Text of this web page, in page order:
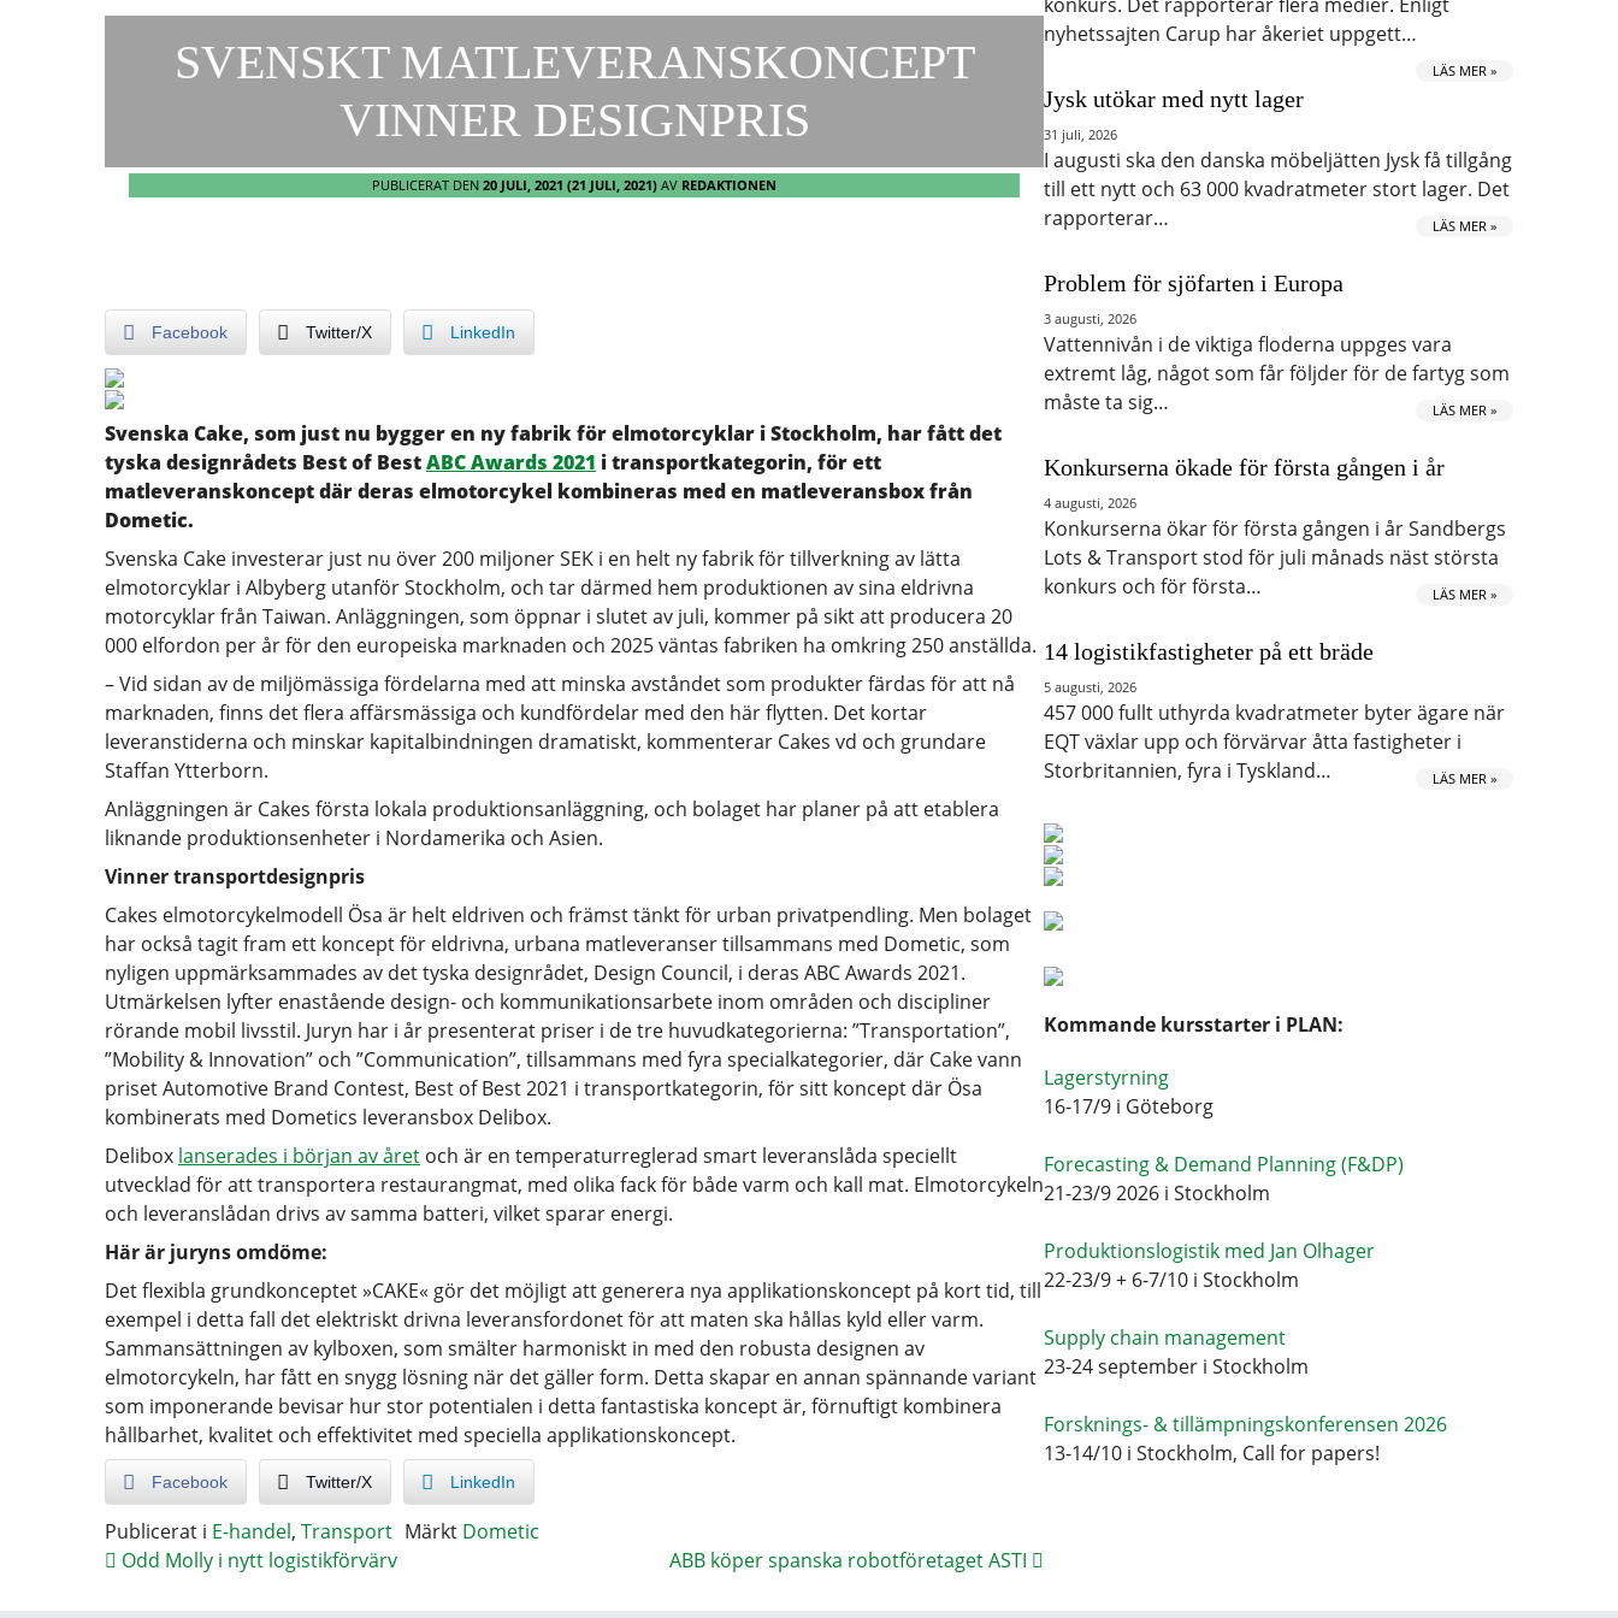
SVENSKT MATLEVERANSKONCEPT
VINNER DESIGNPRIS
PUBLICERAT DEN 20 JULI, 2021 (21 JULI, 2021) AV REDAKTIONEN
Facebook Twitter/X LinkedIn
Svenska Cake, som just nu bygger en ny fabrik för elmotorcyklar i Stockholm, har fått det
tyska designrådets Best of BestABC Awards 2021 i transportkategorin, för ett
matleveranskoncept där deras elmotorcykel kombineras med en matleveransbox från
Dometic.
Svenska Cake investerar just nu över 200 miljoner SEK i en helt ny fabrik för tillverkning av lätta
elmotorcyklar i Albyberg utanför Stockholm, och tar därmed hem produktionen av sina eldrivna
motorcyklar från Taiwan. Anläggningen, som öppnar i slutet av juli, kommer på sikt att producera 20
000 elfordon per år för den europeiska marknaden och 2025 väntas fabriken ha omkring 250 anställda.
– Vid sidan av de miljömässiga fördelarna med att minska avståndet som produkter färdas för att nå
marknaden, finns det flera affärsmässiga och kundfördelar med den här flytten. Det kortar
leveranstiderna och minskar kapitalbindningen dramatiskt, kommenterar Cakes vd och grundare
Staffan Ytterborn.
Anläggningen är Cakes första lokala produktionsanläggning, och bolaget har planer på att etablera
liknande produktionsenheter i Nordamerika och Asien.
Vinner transportdesignpris
Cakes elmotorcykelmodell Ösa är helt eldriven och främst tänkt för urban privatpendling. Men bolaget
har också tagit fram ett koncept för eldrivna, urbana matleveranser tillsammans med Dometic, som
nyligen uppmärksammades av det tyska designrådet, Design Council, i deras ABC Awards 2021.
Utmärkelsen lyfter enastående design- och kommunikationsarbete inom områden och discipliner
rörande mobil livsstil. Juryn har i år presenterat priser i de tre huvudkategorierna: ”Transportation”,
”Mobility & Innovation” och ”Communication”, tillsammans med fyra specialkategorier, där Cake vann
priset Automotive Brand Contest, Best of Best 2021 i transportkategorin, för sitt koncept där Ösa
kombinerats med Dometics leveransbox Delibox.
Delibox lanserades i början av året och är en temperaturreglerad smart leveranslåda speciellt
utvecklad för att transportera restaurangmat, med olika fack för både varm och kall mat. Elmotorcykeln
och leveranslådan drivs av samma batteri, vilket sparar energi.
Här är juryns omdöme:
Det flexibla grundkonceptet »CAKE« gör det möjligt att generera nya applikationskoncept på kort tid, till
exempel i detta fall det elektriskt drivna leveransfordonet för att maten ska hållas kyld eller varm.
Sammansättningen av kylboxen, som smälter harmoniskt in med den robusta designen av
elmotorcykeln, har fått en snygg lösning när det gäller form. Detta skapar en annan spännande variant
som imponerande bevisar hur stor potentialen i detta fantastiska koncept är, förnuftigt kombinera
hållbarhet, kvalitet och effektivitet med speciella applikationskoncept.
Facebook Twitter/X LinkedIn
Publicerat i E-handel, Transport Märkt Dometic
Odd Molly i nytt logistikförvärv
ABB köper spanska robotföretaget ASTI
konkurs. Det rapporterar flera medier. Enligt
nyhetssajten Carup har åkeriet uppgett…
LÄS MER »
Jysk utökar med nytt lager
31 juli, 2026
I augusti ska den danska möbeljätten Jysk få tillgång
till ett nytt och 63 000 kvadratmeter stort lager. Det
rapporterar…
LÄS MER »
Problem för sjöfarten i Europa
3 augusti, 2026
Vattennivån i de viktiga floderna uppges vara
extremt låg, något som får följder för de fartyg som
måste ta sig…
LÄS MER »
Konkurserna ökade för första gången i år
4 augusti, 2026
Konkurserna ökar för första gången i år Sandbergs
Lots & Transport stod för juli månads näst största
konkurs och för första…
LÄS MER »
14 logistikfastigheter på ett bräde
5 augusti, 2026
457 000 fullt uthyrda kvadratmeter byter ägare när
EQT växlar upp och förvärvar åtta fastigheter i
Storbritannien, fyra i Tyskland…
LÄS MER »
Kommande kursstarter i PLAN:
Lagerstyrning
16-17/9 i Göteborg
Forecasting & Demand Planning (F&DP)
21-23/9 2026 i Stockholm
Produktionslogistik med Jan Olhager
22-23/9 + 6-7/10 i Stockholm
Supply chain management
23-24 september i Stockholm
Forsknings- & tillämpningskonferensen 2026
13-14/10 i Stockholm, Call for papers!